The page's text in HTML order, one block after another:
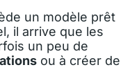
un modèle prêt
il arrive que les
un peu de
ou à créer de